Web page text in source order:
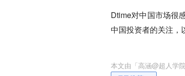
Dtime对中国市场很
中国投资者的关注，
本文由「高涵@超人学院